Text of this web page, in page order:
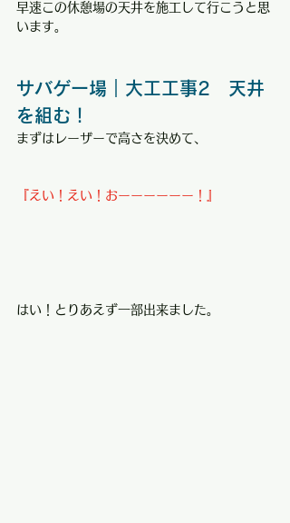
早速この休憩場の天井を施工して行こうと思
います。
サバゲー場｜大工工事2　天井
を組む！
まずはレーザーで高さを決めて、
『えい！えい！おーーーーーー！』
はい！とりあえず一部出来ました。